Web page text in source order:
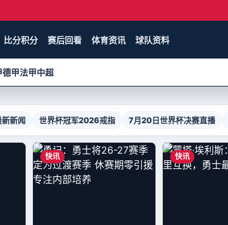
比分积分 赛后回看 体育资讯 球队资料
德甲法甲中超
新新闻 世界杯冠军2026戒指 7月20日世界杯决赛直播
快讯 快讯